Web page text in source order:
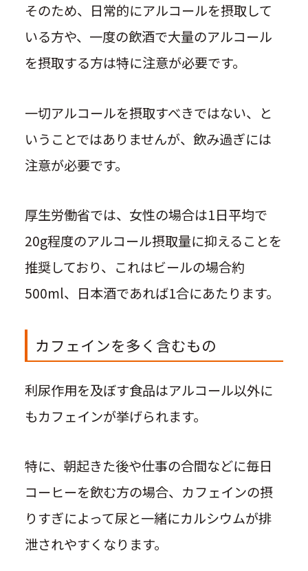
そのため、日常的にアルコールを摂取して
いる方や、一度の飲酒で大量のアルコール
を摂取する方は特に注意が必要です。
一切アルコールを摂取すべきではない、と
いうことではありませんが、飲み過ぎには
注意が必要です。
厚生労働省では、女性の場合は1日平均で
20g程度のアルコール摂取量に抑えることを
推奨しており、これはビールの場合約
500ml、日本酒であれば1合にあたります。
カフェインを多く含むもの
利尿作用を及ぼす食品はアルコール以外に
もカフェインが挙げられます。
特に、朝起きた後や仕事の合間などに毎日
コーヒーを飲む方の場合、カフェインの摂
りすぎによって尿と一緒にカルシウムが排
泄されやすくなります。